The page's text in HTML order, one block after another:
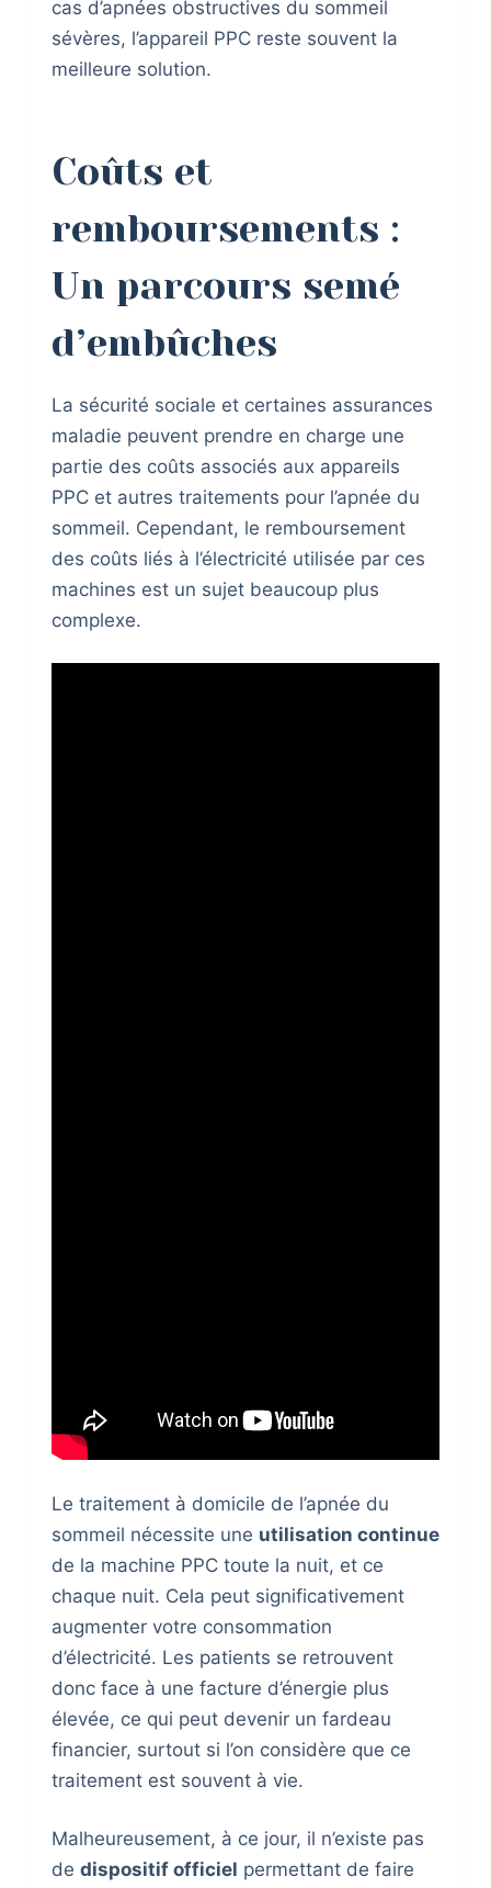
cas d’apnées obstructives du sommeil
sévères, l’appareil PPC reste souvent la
meilleure solution.
Coûts et
remboursements :
Un parcours semé
d’embûches
La sécurité sociale et certaines assurances
maladie peuvent prendre en charge une
partie des coûts associés aux appareils
PPC et autres traitements pour l’apnée du
sommeil. Cependant, le remboursement
des coûts liés à l’électricité utilisée par ces
machines est un sujet beaucoup plus
complexe.
Le traitement à domicile de l’apnée du
sommeil nécessite une utilisation continue
de la machine PPC toute la nuit, et ce
chaque nuit. Cela peut significativement
augmenter votre consommation
d’électricité. Les patients se retrouvent
donc face à une facture d’énergie plus
élevée, ce qui peut devenir un fardeau
financier, surtout si l’on considère que ce
traitement est souvent à vie.
Malheureusement, à ce jour, il n’existe pas
de dispositif officiel permettant de faire